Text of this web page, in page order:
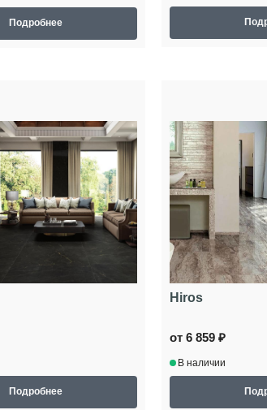
Подробнее
Подробнее
Hiros
от 6 859 ₽
В наличии